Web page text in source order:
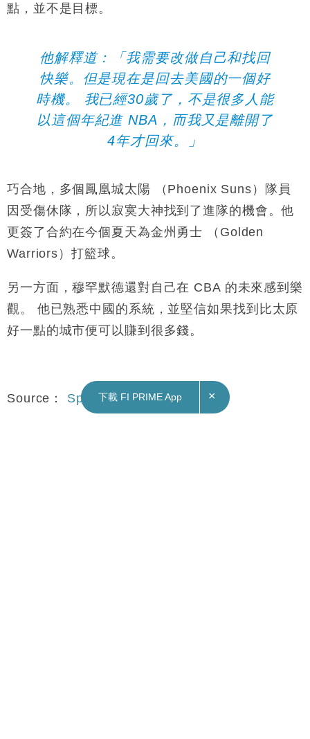
點，並不是目標。
他解釋道：「我需要改做自己和找回
快樂。但是現在是回去美國的一個好
時機。
我已經30歲了，不是很多人能
以這個年紀進NBA ，而我又是離開了
4年才回來。」
巧合地，多個鳳凰城太陽 （Phoenix Suns）隊員
因受傷休隊，所以 寂寞大神找到了進隊的機會。他
更簽了合約在今個夏天為金州勇士 （Golden
Warriors）打籃球。
另一方面，穆罕默德還對自己在 CBA 的未來感到樂
觀。
他已熟悉中國的系統，並堅信如果找到比太原
好一點的城市便可以 賺到很多錢。
Source： Sports Illustrated
下載 FI PRIME App ×